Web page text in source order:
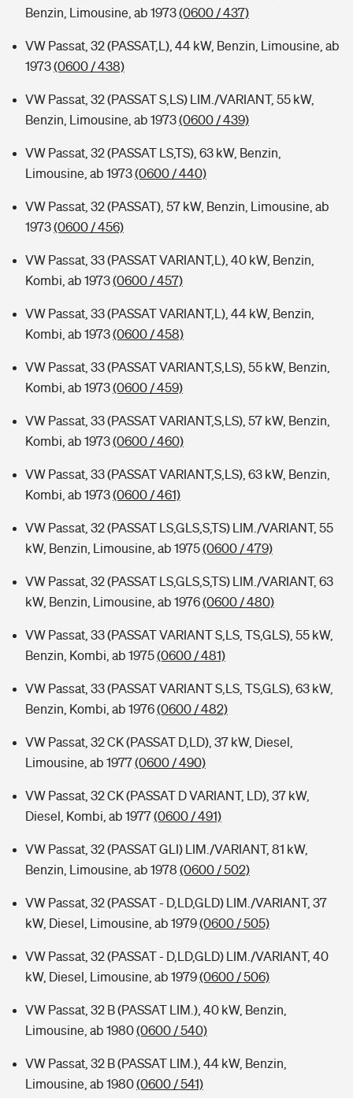
Kinderunfall-Check: Mehr Sicherheit für deine Kids
Typklassen: So ist Ihr Auto eingestuft
Sie haben Fragen?
Benzin, Limousine, ab 1973(0600 / 437)
VW Passat, 32 (PASSAT,L), 44 kW, Benzin, Limousine, ab
1973(0600 / 438)
VW Passat, 32 (PASSAT S,LS) LIM./VARIANT, 55 kW,
Benzin, Limousine, ab 1973(0600 / 439)
VW Passat, 32 (PASSAT LS,TS), 63 kW, Benzin,
Limousine, ab 1973(0600 / 440)
VW Passat, 32 (PASSAT), 57 kW, Benzin, Limousine, ab
1973(0600 / 456)
VW Passat, 33 (PASSAT VARIANT,L), 40 kW, Benzin,
Kombi, ab 1973(0600 / 457)
VW Passat, 33 (PASSAT VARIANT,L), 44 kW, Benzin,
Kombi, ab 1973(0600 / 458)
VW Passat, 33 (PASSAT VARIANT,S,LS), 55 kW, Benzin,
Kombi, ab 1973(0600 / 459)
VW Passat, 33 (PASSAT VARIANT,S,LS), 57 kW, Benzin,
Kombi, ab 1973(0600 / 460)
VW Passat, 33 (PASSAT VARIANT,S,LS), 63 kW, Benzin,
Kombi, ab 1973(0600 / 461)
VW Passat, 32 (PASSAT LS,GLS,S,TS) LIM./VARIANT, 55
kW, Benzin, Limousine, ab 1975(0600 / 479)
VW Passat, 32 (PASSAT LS,GLS,S,TS) LIM./VARIANT, 63
kW, Benzin, Limousine, ab 1976(0600 / 480)
VW Passat, 33 (PASSAT VARIANT S,LS, TS,GLS), 55 kW,
Benzin, Kombi, ab 1975(0600 / 481)
VW Passat, 33 (PASSAT VARIANT S,LS, TS,GLS), 63 kW,
Benzin, Kombi, ab 1976(0600 / 482)
VW Passat, 32 CK (PASSAT D,LD), 37 kW, Diesel,
Limousine, ab 1977(0600 / 490)
VW Passat, 32 CK (PASSAT D VARIANT, LD), 37 kW,
Diesel, Kombi, ab 1977(0600 / 491)
VW Passat, 32 (PASSAT GLI) LIM./VARIANT, 81 kW,
Benzin, Limousine, ab 1978 (0600 / 502)
VW Passat, 32 (PASSAT - D,LD,GLD) LIM./VARIANT, 37
kW, Diesel, Limousine, ab 1979(0600 / 505)
VW Passat, 32 (PASSAT - D,LD,GLD) LIM./VARIANT, 40
kW, Diesel, Limousine, ab 1979(0600 / 506)
VW Passat, 32 B (PASSAT LIM.), 40 kW, Benzin,
Limousine, ab 1980(0600 / 540)
VW Passat, 32 B (PASSAT LIM.), 44 kW, Benzin,
Limousine, ab 1980(0600 / 541)